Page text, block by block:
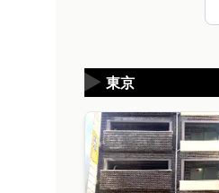
東京
▶